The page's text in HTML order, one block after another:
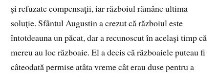
şi refuzate compensaţii, iar războiul rămâne ultima
soluţie. Sfântul Augustin a crezut că războiul este
întotdeauna un păcat, dar a recunoscut în acelaşi timp că
mereu au loc războaie. El a decis că războaiele puteau fi
câteodată permise atâta vreme cât erau duse pentru a